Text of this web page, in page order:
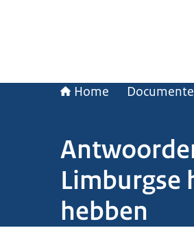
Home
Limburgse
hebben